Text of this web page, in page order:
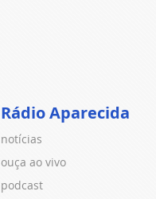
Rádio Aparecida
notícias
ouça ao vivo
podcast